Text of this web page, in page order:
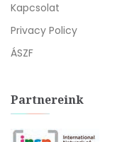
Kapcsolat
Privacy Policy
ÁSZF
Partnereink